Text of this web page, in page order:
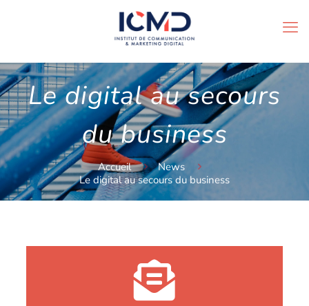
Le digital au secours
du business
Accueil
News
Le digital au secours du business